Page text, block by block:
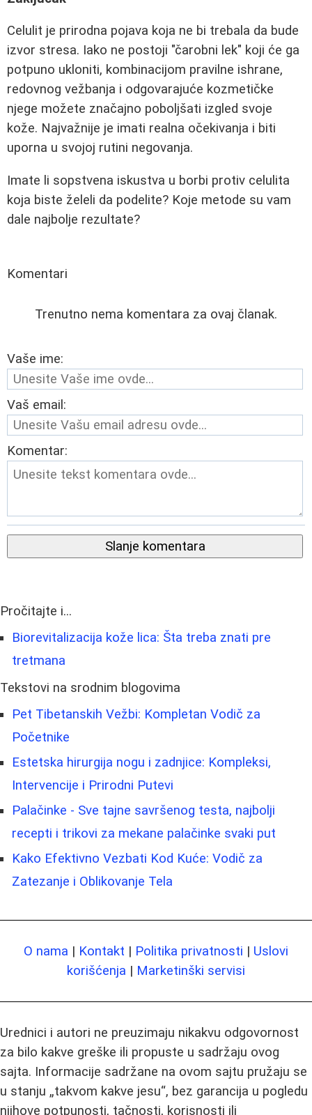
Celulit je prirodna pojava koja ne bi trebala da bude
izvor stresa. Iako ne postoji "čarobni lek" koji će ga
potpuno ukloniti, kombinacijom pravilne ishrane,
redovnog vežbanja i odgovarajuće kozmetičke
njege možete značajno poboljšati izgled svoje
kože. Najvažnije je imati realna očekivanja i biti
uporna u svojoj rutini negovanja.
Imate li sopstvena iskustva u borbi protiv celulita
koja biste želeli da podelite? Koje metode su vam
dale najbolje rezultate?
Komentari
Trenutno nema komentara za ovaj članak.
Vaše ime:
Vaš email:
Komentar:
Slanje komentara
Pročitajte i...
Biorevitalizacija kože lica: Šta treba znati pre
tretmana
Tekstovi na srodnim blogovima
Pet Tibetanskih Vežbi: Kompletan Vodič za
Početnike
Estetska hirurgija nogu i zadnjice: Kompleksi,
Intervencije i Prirodni Putevi
Palačinke - Sve tajne savršenog testa, najbolji
recepti i trikovi za mekane palačinke svaki put
Kako Efektivno Vezbati Kod Kuće: Vodič za
Zatezanje i Oblikovanje Tela
O nama | Kontakt | Politika privatnosti | Uslovi
korišćenja | Marketinški servisi
Urednici i autori ne preuzimaju nikakvu odgovornost
za bilo kakve greške ili propuste u sadržaju ovog
sajta. Informacije sadržane na ovom sajtu pružaju se
u stanju „takvom kakve jesu“, bez garancija u pogledu
njihove potpunosti, tačnosti, korisnosti ili